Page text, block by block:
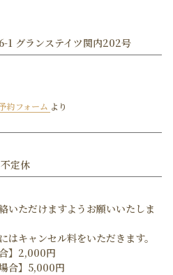
1 グランステイツ関内202号
約フォーム より
定休
いただけますようお願いいたしま
キャンセル料をいただきます。
】2,000円
合】5,000円